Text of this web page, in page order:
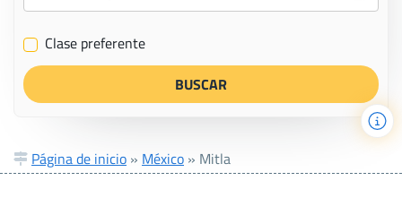
✔ Clase preferente
Página de inicio » México » Mitla